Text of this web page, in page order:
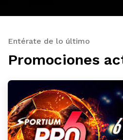
Entérate de lo último
Promociones